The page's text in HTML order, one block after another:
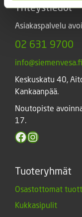
Yhteystiedot
Asiakaspalvelu
02 631 9700
info@siemenvesa.fi
Keskuskatu 40,
Kankaanpää.
Noutopiste
17.
Facebook
Instagram
Tuoteryhmät
Osastottomat
Kukkasipulit